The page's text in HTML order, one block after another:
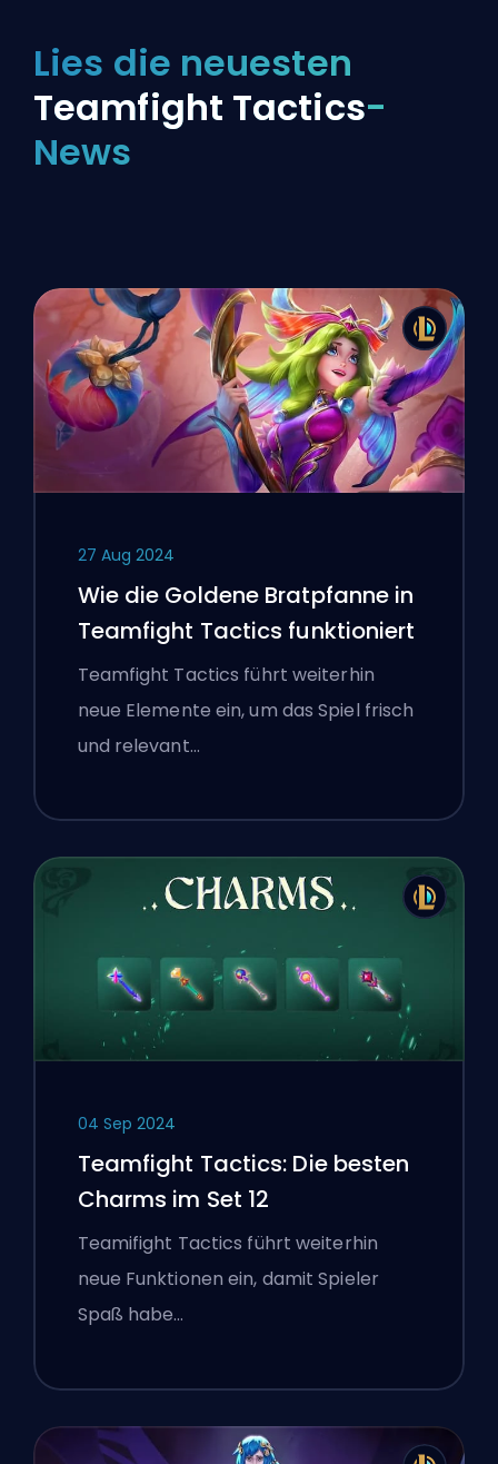
Lies die neuesten
Teamfight Tactics-
News
27 Aug 2024
Wie die Goldene Bratpfanne in
Teamfight Tactics funktioniert
Teamfight Tactics führt weiterhin
neue Elemente ein, um das Spiel frisch
und relevant…
04 Sep 2024
Teamfight Tactics: Die besten
Charms im Set 12
Teamifight Tactics führt weiterhin
neue Funktionen ein, damit Spieler
Spaß habe…